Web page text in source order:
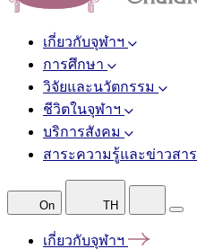
เกี่ยวกับจุฬาฯ
การศึกษา
วิจัยและนวัตกรรม
ชีวิตในจุฬาฯ
บริการสังคม
สาระความรู้และข่าวสาร
On TH
เกี่ยวกับจุฬาฯ